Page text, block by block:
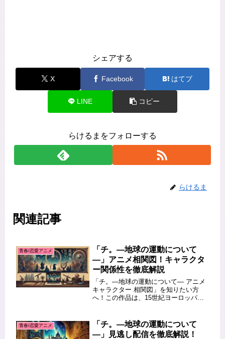
シェアする
X Facebook はてブ
LINE コピー
らけるまをフォローする
らけるま
関連記事
青春/恋愛アニメ
「チ。―地球の運動について
―」アニメ相関図！キャラクタ
ー関係性を徹底解説
「チ。―地球の運動について― アニメ
キャラクター 相関図」を知りたい方
へ！この作品は、15世紀ヨーロッパを
ー同士の複雑な関係性を相関図を交え
て徹底解説します。登場人物の背...
青春/恋愛アニメ
「チ。―地球の運動について
―」見逃し配信を徹底解説！